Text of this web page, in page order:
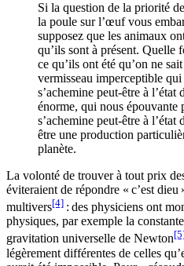
Si la question de la priorité
la poule sur l’œuf vous
supposez que les animaux
qu’ils sont à présent. Quelle
ce qu’ils ont été qu’on ne
vermisseau imperceptible qui
s’achemine peut-être à l’état
énorme, qui nous épouvante
s’achemine peut-être à l’état
être une production
planète.
La volonté de trouver à tout prix
éviteraient de répondre « c’est dieu
multivers[4] : des physiciens ont
physiques, par exemple la
gravitation universelle de Newton
légèrement différentes de celles